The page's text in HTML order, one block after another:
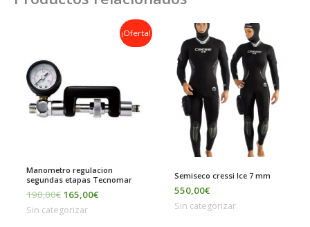
¡Oferta!
Manometro regulacion
segundas etapas Tecnomar
190,00€ 165,00€
precio
Sin categorizar
Semiseco cressi Ice 7 mm
550,00€
Sin categorizar